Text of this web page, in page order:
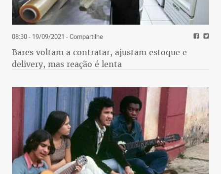
08:30 - 19/09/2021 - Compartilhe
Bares voltam a contratar, ajustam estoque e
delivery, mas reação é lenta